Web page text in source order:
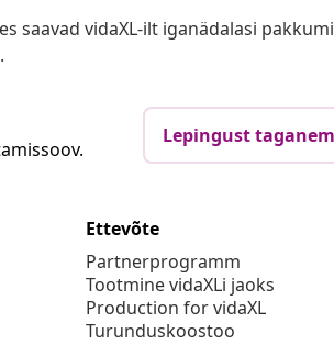
saavad vidaXL-ilt iganädalasi
Lepingust
Ettevõte
Partnerprogramm
Tootmine vidaXLi jaoks
Production for vidaXL
Turunduskoostoo